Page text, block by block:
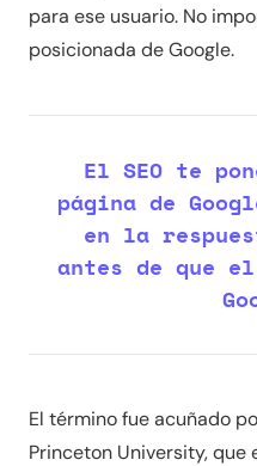
para ese usuario. No
posicionada de Google.
El SEO te
página de
en la
antes de que
El término fue acuñado
Princeton University,